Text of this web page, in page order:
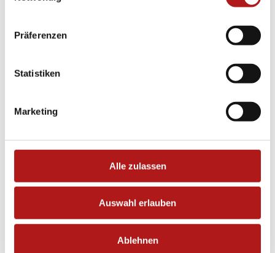
Präferenzen
Statistiken
Marketing
Alle zulassen
Auswahl erlauben
Ablehnen
Anschließend erfolgt eine gründliche
Hüftgelenk, der Beinachse, sowie die
Beweglichkeit im Seitenvergleich einzuschätzen.
allem auf die Körperhaltung, die Gelenkstellung
Während der Untersuchung können die
Beschwerden bei der Ausführung von typischen
Bewegungen provoziert und anschließend eine
Verdachtsdiagnose gestellt werden.